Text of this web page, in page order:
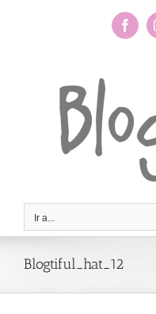
Ir a...
Blogtiful_hat_12